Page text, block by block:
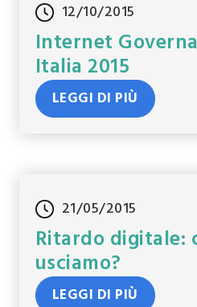
12/10/2015
Internet
Italia 2015
LEGGI DI PIÙ
21/05/2015
Ritardo digitale:
usciamo?
LEGGI DI PIÙ